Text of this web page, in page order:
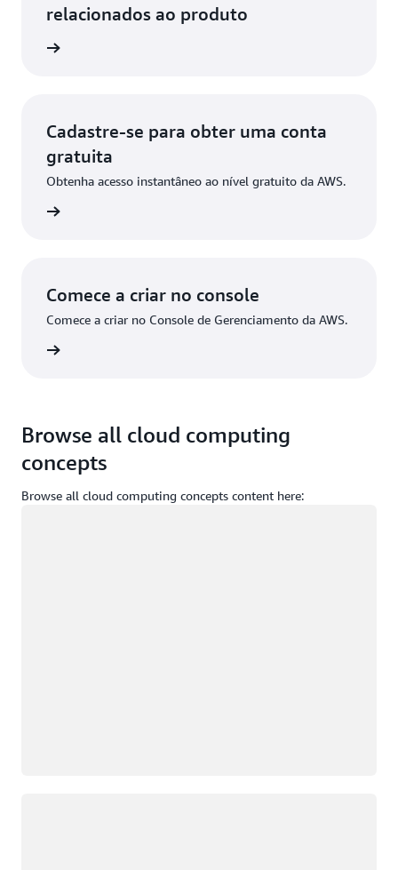
relacionados ao produto
Cadastre-se para obter uma conta
gratuita
Obtenha acesso instantâneo ao nível gratuito da AWS.
Comece a criar no console
Comece a criar no Console de Gerenciamento da AWS.
Browse all cloud computing
concepts
Browse all cloud computing concepts content here: